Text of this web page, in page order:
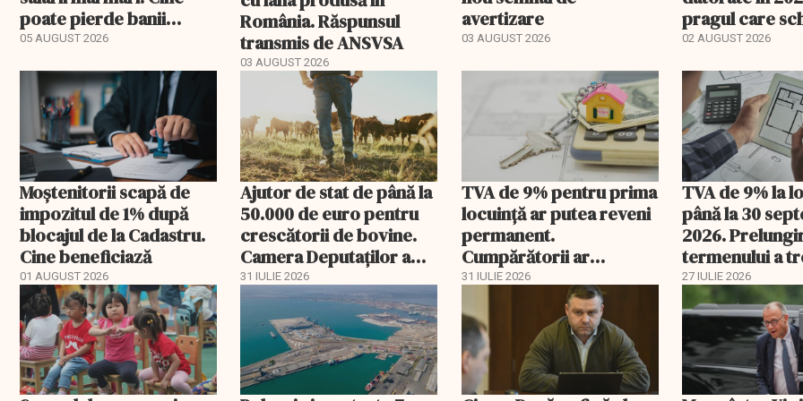
poate pierde banii
ceruți statului
05 AUGUST 2026
România. Răspunsul
transmis de ANSVSA
03 AUGUST 2026
avertizare
03 AUGUST 2026
pragul care
regimul fiscal
02 AUGUST 2026
Moștenitorii scapă de
impozitul de 1% după
blocajul de la Cadastru.
Cine beneficiază
01 AUGUST 2026
Ajutor de stat de până la
50.000 de euro pentru
crescătorii de bovine.
Camera Deputaților a
aprobat schema
31 IULIE 2026
TVA de 9% pentru prima
locuință ar putea reveni
permanent.
Cumpărătorii ar
economisi zeci de mii de
31 IULIE 2026
TVA de 9% la
până la 30
2026.
termenului a
comisia din
27 IULIE 2026